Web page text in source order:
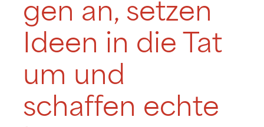
gen an, setzen
Ideen in die Tat
um und
schaffen echte